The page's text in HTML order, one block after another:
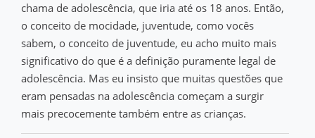
chama de adolescência, que iria até os 18 anos. Então,
o conceito de mocidade, juventude, como vocês
sabem, o conceito de juventude, eu acho muito mais
significativo do que é a definição puramente legal de
adolescência. Mas eu insisto que muitas questões que
eram pensadas na adolescência começam a surgir
mais precocemente também entre as crianças.